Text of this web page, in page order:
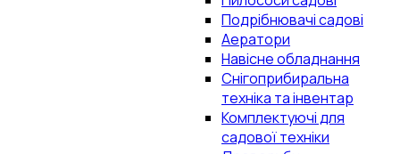
Подрібнювачі садові
Аератори
Навісне обладнання
Снігоприбиральна
техніка та інвентар
Комплектуючі для
садової техніки